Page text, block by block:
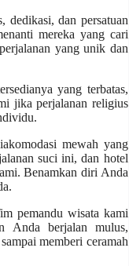
dan persatuan
mereka yang cari
yang unik dan
yang terbatas,
jika perjalanan religius
mewah yang
suci ini, dan hotel
Benamkan diri Anda
pemandu wisata kami
Anda berjalan mulus,
memberi ceramah